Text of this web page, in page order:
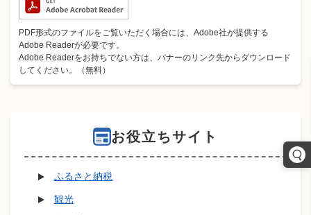
PDF形式のファイルをご覧いただく場合には、Adobe社が提供する
Adobe Readerが必要です。
Adobe Readerをお持ちでない方は、バナーのリンク先からダウンロード
してください。（無料）
お役立ちサイト
ふるさと納税
観光